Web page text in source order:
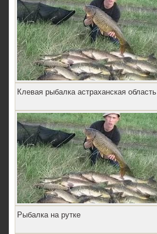
Клевая рыбалка астраханская область
Рыбалка на рутке